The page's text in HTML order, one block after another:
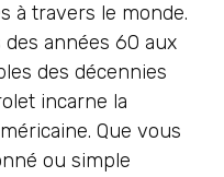
à travers le monde.
années 60 aux
des décennies
incarne la
Que vous
ou simple